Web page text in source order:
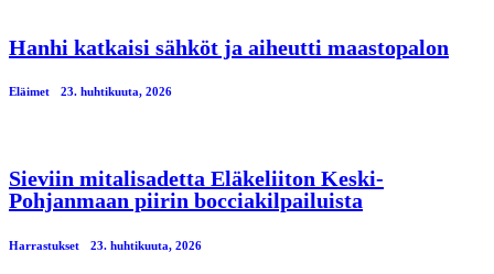
Hanhi katkaisi sähköt ja aiheutti maastopalon
Eläimet 23. huhtikuuta, 2026
Sieviin mitalisadetta Eläkeliiton Keski-
Pohjanmaan piirin bocciakilpailuista
Harrastukset 23. huhtikuuta, 2026